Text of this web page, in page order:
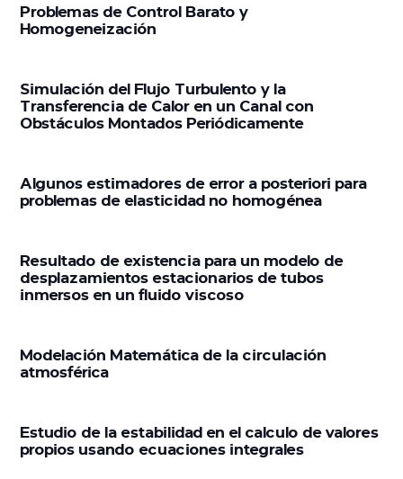
Problemas de Control Barato y
Homogeneización
Simulación del Flujo Turbulento y la
Transferencia de Calor en un Canal con
Obstáculos Montados Periódicamente
Algunos estimadores de error a posteriori para
problemas de elasticidad no homogénea
Resultado de existencia para un modelo de
desplazamientos estacionarios de tubos
inmersos en un fluido viscoso
Modelación Matemática de la circulación
atmosférica
Estudio de la estabilidad en el calculo de valores
propios usando ecuaciones integrales